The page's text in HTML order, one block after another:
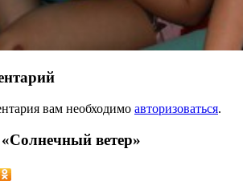
вам необходимо авторизоваться.
ветер»